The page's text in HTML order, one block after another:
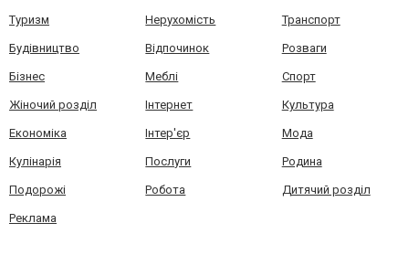
Туризм Нерухомість Транспорт
Будівництво Відпочинок Розваги
Бізнес Меблі Спорт
Жіночий розділ Інтернет Культура
Економіка Інтер'єр Мода
Кулінарія Послуги Родина
Подорожі Робота Дитячий розділ
Реклама